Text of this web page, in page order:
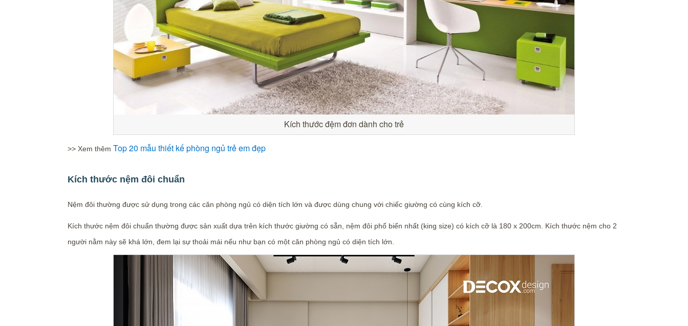
Kích thước đệm đơn dành cho trẻ
>> Xem thêm Top 20 mẫu thiết kế phòng ngủ trẻ em đẹp​
Kích thước nệm đôi chuẩn
Nệm đôi thường được sử dụng trong các căn phòng ngủ có diện tích lớn và được dùng chung với chiếc giường có cùng kích cỡ.
Kích thước nệm đôi chuẩn thường được sản xuất dựa trên kích thước giường có sẵn, nệm đôi phổ biến nhất (king size) có kích cỡ là 180 x 200cm. Kích thước nệm cho 2
người nằm này sẽ khá lớn, đem lại sự thoải mái nếu như bạn có một căn phòng ngủ có diện tích lớn.